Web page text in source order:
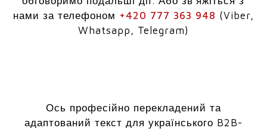
нами за телефоном +420 777 363 948 (Viber,
Whatsapp, Telegram)
Ось професійно перекладений та
адаптований текст для українського B2B-